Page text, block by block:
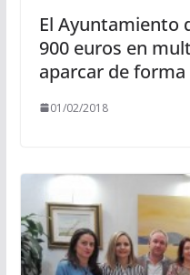
El Ayuntamiento
900 euros en
aparcar de
01/02/2018